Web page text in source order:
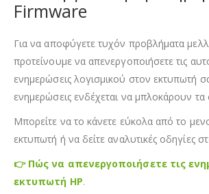
Firmware
Για να αποφύγετε τυχόν προβλήματα
προτείνουμε να απενεργοποιήσετε τις
ενημερώσεις λογισμικού στον εκτυπωτή
ενημερώσεις ενδέχεται να μπλοκάρουν τα
Μπορείτε να το κάνετε εύκολα από το
εκτυπωτή ή να δείτε αναλυτικές οδηγίες
👉 Πώς να απενεργοποιήσετε τις
εκτυπωτή HP.